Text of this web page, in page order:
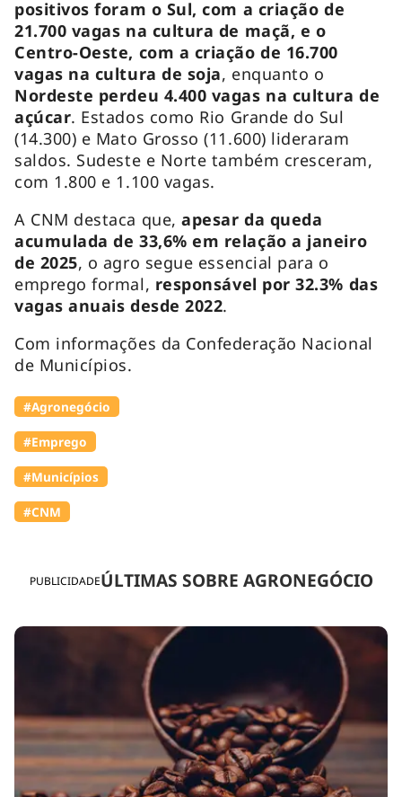
PUBLICIDADEÚLTIMAS SOBRE AGRONEGÓCIO
positivos foram o Sul, com a criação de
21.700 vagas na cultura de maçã, e o
Centro-Oeste, com a criação de 16.700
vagas na cultura de soja, enquanto o
Nordeste perdeu 4.400 vagas na cultura de
açúcar. Estados como Rio Grande do Sul
(14.300) e Mato Grosso (11.600) lideraram
saldos. Sudeste e Norte também cresceram,
com 1.800 e 1.100 vagas.
A CNM destaca que,apesar da queda
acumulada de 33,6% em relação a janeiro
de 2025, o agro segue essencial para o
emprego formal, responsável por 32.3% das
vagas anuais desde 2022.
Com informações da Confederação Nacional
de Municípios.
#Agronegócio
#Emprego
#Municípios
#CNM